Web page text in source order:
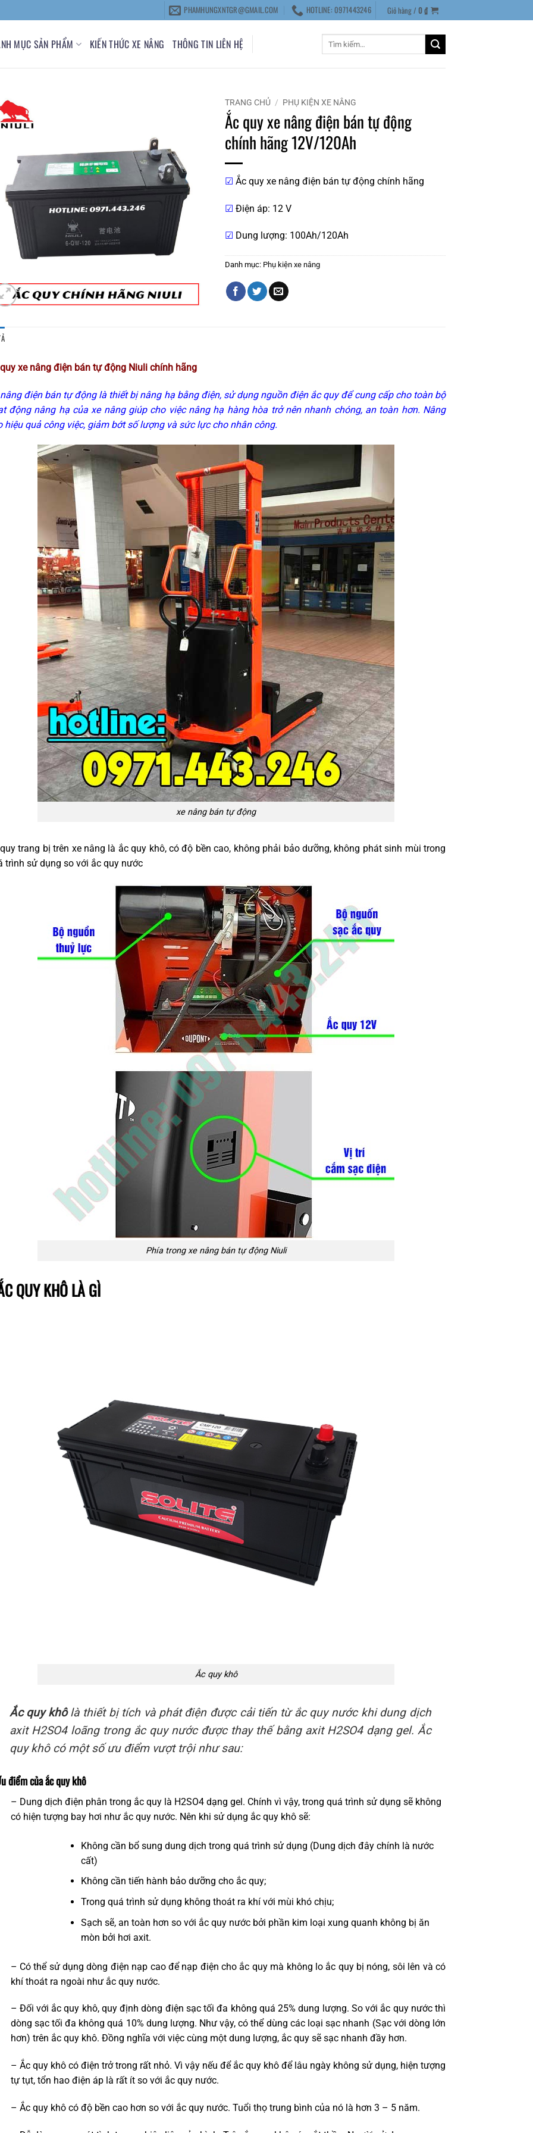
PHAMHUNGXNTGR@GMAIL.COM HOTLINE: 0971443246 Giỏ hàng /0₫
MỤC SẢN PHẨM KIẾN THỨC XE NÂNG THÔNG TIN LIÊN HỆ
TRANG CHỦ / PHỤ KIỆN XE NÂNG
Ắc quy xe nâng điện bán tự động
chính hãng 12V/120Ah
☑ Ắc quy xe nâng điện bán tự động chính hãng
☑ Điện áp: 12 V
☑ Dung lượng: 100Ah/120Ah
Danh mục: Phụ kiện xe nâng
xe nâng điện bán tự động Niulichính hãng
điện bán tự động là thiết bị nâng hạ bằng điện, sử dụng nguồn điện ắc quy để cung cấp cho toàn bộ
động nâng hạ của xe nâng giúp cho việc nâng hạ hàng hòa trở nên nhanh chóng, an toàn hơn. Nâng
hiệu quả công việc, giảm bớt số lượng và sức lực cho nhân công.
xe nâng bán tự động
trang bị trên xe nâng là ắc quy khô, có độ bền cao, không phải bảo dưỡng, không phát sinh mùi trong
trình sử dụng so với ắc quy nước
Phía trong xe nâng bán tự động Niuli
QUY KHÔ LÀ GÌ
Ắc quy khô
Ắc quy khôlà thiết bị tích và phát điện được cải tiến từ ắc quy nước khi dung dịch
axit H2SO4 loãng trong ắc quy nước được thay thế bằng axit H2SO4 dạng gel. Ắc
quy khô có một số ưu điểm vượt trội như sau:
điểm của ắc quy khô
– Dung dịch điện phân trong ắc quy là H2SO4 dạng gel. Chính vì vậy, trong quá trình sử dụng sẽ không
có hiện tượng bay hơi như ắc quy nước. Nên khi sử dụng ắc quy khô sẽ:
Không cần bổ sung dung dịch trong quá trình sử dụng (Dung dịch đây chính là nước
cất)
Không cần tiến hành bảo dưỡng cho ắc quy;
Trong quá trình sử dụng không thoát ra khí với mùi khó chịu;
Sạch sẽ, an toàn hơn so với ắc quy nước bởi phần kim loại xung quanh không bị ăn
mòn bởi hơi axit.
– Có thể sử dụng dòng điện nạp cao để nạp điện cho ắc quy mà không lo ắc quy bị nóng, sôi lên và có
khí thoát ra ngoài như ắc quy nước.
– Đối với ắc quy khô, quy định dòng điện sạc tối đa không quá 25% dung lượng. So với ắc quy nước thì
dòng sạc tối đa không quá 10% dung lượng. Như vậy, có thể dùng các loại sạc nhanh (Sạc với dòng lớn
hơn) trên ắc quy khô. Đồng nghĩa với việc cùng một dung lượng, ắc quy sẽ sạc nhanh đầy hơn.
– Ắc quy khô có điện trở trong rất nhỏ. Vì vậy nếu để ắc quy khô để lâu ngày không sử dụng, hiện tượng
tự tụt, tổn hao điện áp là rất ít so với ắc quy nước.
– Ắc quy khô có độ bền cao hơn so với ắc quy nước. Tuổi thọ trung bình của nó là hơn 3 – 5 năm.